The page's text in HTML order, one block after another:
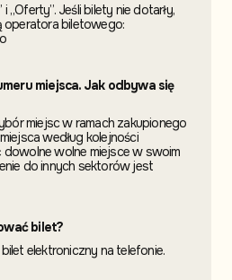
„Oferty”. Jeśli bilety nie dotarły,
operatora biletowego:
miejsca. Jak odbywa się
miejsc w ramach zakupionego
według kolejności
wolne miejsce w swoim
do innych sektorów jest
bilet?
elektroniczny na telefonie.